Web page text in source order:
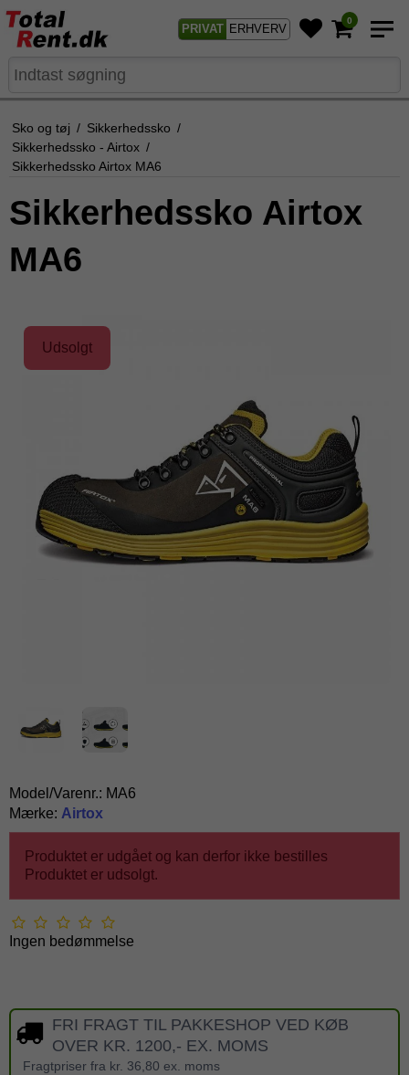
PRIVAT ERHVERV
0
Sko og tøj / Sikkerhedssko /
Sikkerhedssko - Airtox /
Sikkerhedssko Airtox MA6
Sikkerhedssko Airtox
MA6
Udsolgt
Model/Varenr.: MA6
Mærke: Airtox
Produktet er udgået og kan derfor ikke bestilles
Produktet er udsolgt.
Ingen bedømmelse
FRI FRAGT TIL PAKKESHOP VED KØB
OVER KR. 1200,- EX. MOMS
Fragtpriser fra kr. 36,80 ex. moms